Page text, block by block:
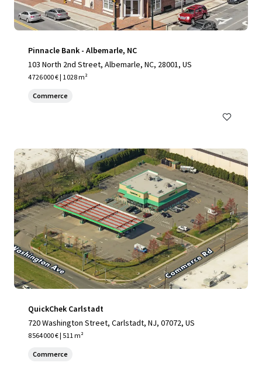
Pinnacle Bank - Albemarle, NC
103 North 2nd Street, Albemarle, NC, 28001, US
4 726 000 € | 1 028 m²
Commerce
QuickChek Carlstadt
720 Washington Street, Carlstadt, NJ, 07072, US
8 564 000 € | 511 m²
Commerce